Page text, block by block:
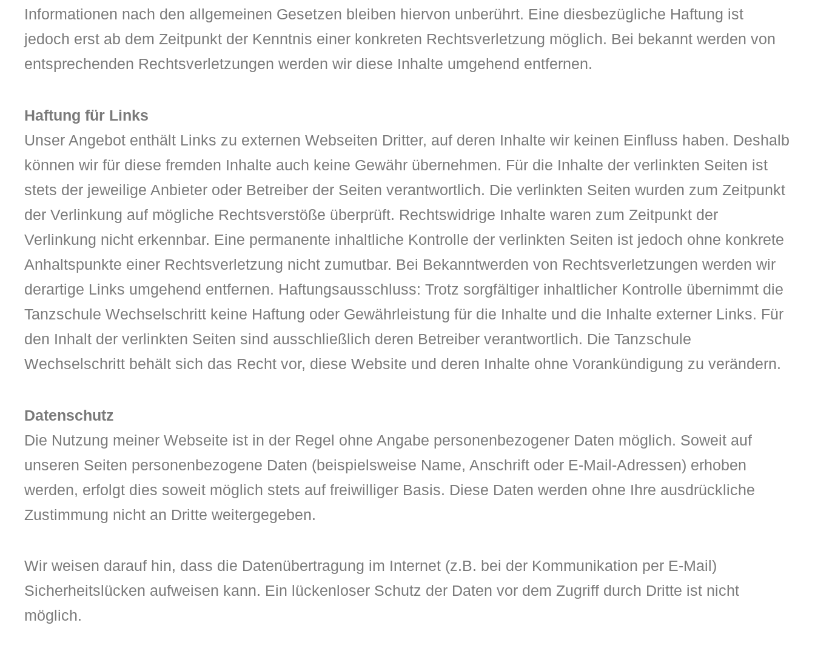
Informationen nach den allgemeinen Gesetzen bleiben hiervon unberührt. Eine diesbezügliche Haftung ist
jedoch erst ab dem Zeitpunkt der Kenntnis einer konkreten Rechtsverletzung möglich. Bei bekannt werden von
entsprechenden Rechtsverletzungen werden wir diese Inhalte umgehend entfernen.
Haftung für Links
Unser Angebot enthält Links zu externen Webseiten Dritter, auf deren Inhalte wir keinen Einfluss haben. Deshalb
können wir für diese fremden Inhalte auch keine Gewähr übernehmen. Für die Inhalte der verlinkten Seiten ist
stets der jeweilige Anbieter oder Betreiber der Seiten verantwortlich. Die verlinkten Seiten wurden zum Zeitpunkt
der Verlinkung auf mögliche Rechtsverstöße überprüft. Rechtswidrige Inhalte waren zum Zeitpunkt der
Verlinkung nicht erkennbar. Eine permanente inhaltliche Kontrolle der verlinkten Seiten ist jedoch ohne konkrete
Anhaltspunkte einer Rechtsverletzung nicht zumutbar. Bei Bekanntwerden von Rechtsverletzungen werden wir
derartige Links umgehend entfernen. Haftungsausschluss: Trotz sorgfältiger inhaltlicher Kontrolle übernimmt die
Tanzschule Wechselschritt keine Haftung oder Gewährleistung für die Inhalte und die Inhalte externer Links. Für
den Inhalt der verlinkten Seiten sind ausschließlich deren Betreiber verantwortlich. Die Tanzschule
Wechselschritt behält sich das Recht vor, diese Website und deren Inhalte ohne Vorankündigung zu verändern.
Datenschutz
Die Nutzung meiner Webseite ist in der Regel ohne Angabe personenbezogener Daten möglich. Soweit auf
unseren Seiten personenbezogene Daten (beispielsweise Name, Anschrift oder E-Mail-Adressen) erhoben
werden, erfolgt dies soweit möglich stets auf freiwilliger Basis. Diese Daten werden ohne Ihre ausdrückliche
Zustimmung nicht an Dritte weitergegeben.
Wir weisen darauf hin, dass die Datenübertragung im Internet (z.B. bei der Kommunikation per E-Mail)
Sicherheitslücken aufweisen kann. Ein lückenloser Schutz der Daten vor dem Zugriff durch Dritte ist nicht
möglich.